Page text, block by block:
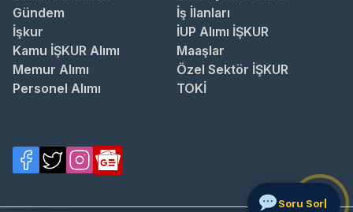
Gündem
İş İlanları
İşkur
İUP Alımı İŞKUR
Kamu İŞKUR Alımı
Maaşlar
Memur Alımı
Özel Sektör İŞKUR
Personel Alımı
TOKİ
So